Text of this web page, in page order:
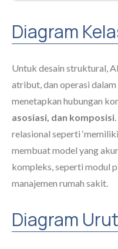
Diagram
Untuk desain struktural,
atribut, dan operasi
menetapkan hubungan
asosiasi, dan komposisi
relasional seperti
membuat model yang
kompleks, seperti modul
manajemen rumah sakit.
Diagram